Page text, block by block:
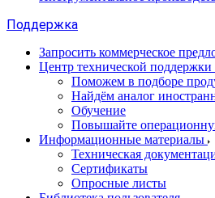
Поддержка
Запросить коммерческое
Центр технической поддержки
Поможем в подборе
Найдём аналог
Обучение
Повышайте
Информационные материалы
Техническая
Сертификаты
Опросные листы